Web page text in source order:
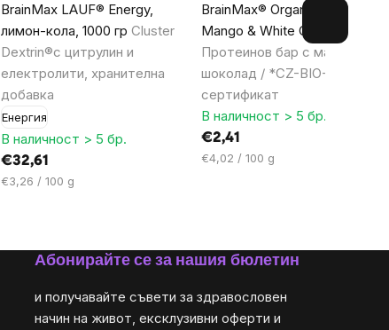
BrainMax LAUF® Energy,
лимон-кола, 1000 гр Cluster
Dextrin®с цитрулин и
електролити, хранителна
добавка
Енергия
В наличност > 5 бр.
€32,61
Цена
€3,26 / 100 g
BrainMax® Organic Protein
Mango & White Chocolate, 50
Протеинов бар с манго в бял
шоколад / *CZ-BIO-001
сертификат
В наличност > 5 бр.
€2,41
Цена
€4,02 / 100 g
Абонирайте се за нашия бюлетин
и получавайте съвети за здравословен
начин на живот, ексклузивни оферти и